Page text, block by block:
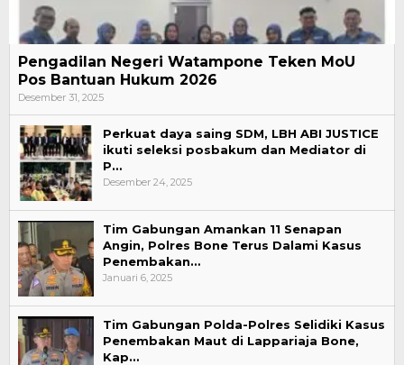
Pengadilan Negeri Watampone Teken MoU
Pos Bantuan Hukum 2026
Desember 31, 2025
Perkuat daya saing SDM, LBH ABI JUSTICE
ikuti seleksi posbakum dan Mediator di
P…
Desember 24, 2025
Tim Gabungan Amankan 11 Senapan
Angin, Polres Bone Terus Dalami Kasus
Penembakan…
Januari 6, 2025
Tim Gabungan Polda-Polres Selidiki Kasus
Penembakan Maut di Lappariaja Bone,
Kap…